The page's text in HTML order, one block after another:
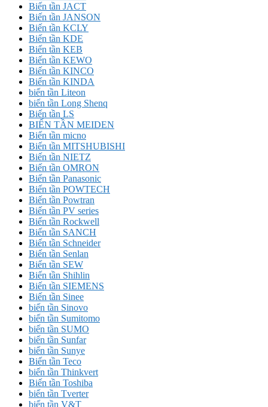
Biến tần JACT
Biến tần JANSON
Biến tần KCLY
Biến tần KDE
Biến tần KEB
Biến tần KEWO
Biến tần KINCO
Biến tần KINDA
biến tần Liteon
biến tần Long Shenq
Biến tần LS
BIẾN TẦN MEIDEN
Biến tần micno
Biến tần MITSHUBISHI
Biến tần NIETZ
Biến tần OMRON
Biến tần Panasonic
Biến tần POWTECH
Biến tần Powtran
Biến tần PV series
Biến tần Rockwell
Biến tần SANCH
Biến tần Schneider
Biến tần Senlan
Biến tần SEW
Biến tần Shihlin
Biến tần SIEMENS
Biến tần Sinee
biến tần Sinovo
biến tần Sumitomo
biến tần SUMO
biến tần Sunfar
biến tần Sunye
Biến tần Teco
biến tần Thinkvert
Biến tần Toshiba
biến tần Tverter
biến tần V&T